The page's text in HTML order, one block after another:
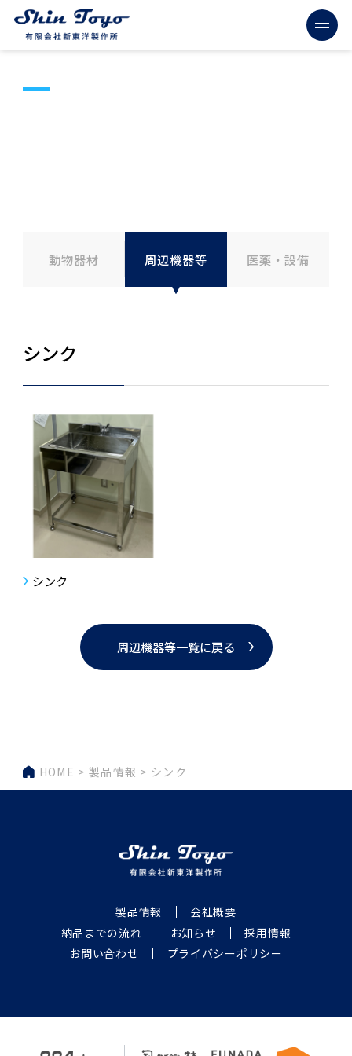
動物器材 周辺機器等 医薬・設備
シンク
シンク
周辺機器等一覧に戻る
HOME 製品情報 シンク
製品情報
会社概要
納品までの流れ
お知らせ
採用情報
お問い合わせ
プライバシーポリシー